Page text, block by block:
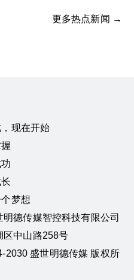
更多热点新闻 →
现在开始
梦想
德传媒智控科技有限公司
区中山路258号
2030 盛世明德传媒 版权所